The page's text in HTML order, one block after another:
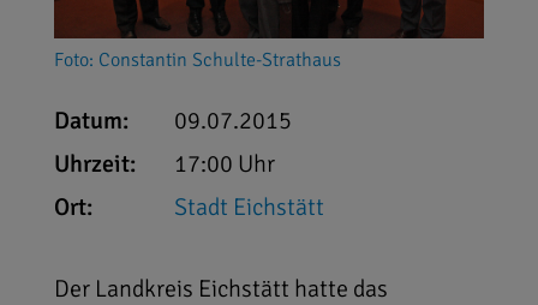
Foto: Constantin Schulte-Strathaus
Datum:
09.07.2015
Uhrzeit:
17:00 Uhr
Ort:
Stadt Eichstätt
Der Landkreis Eichstätt hatte das